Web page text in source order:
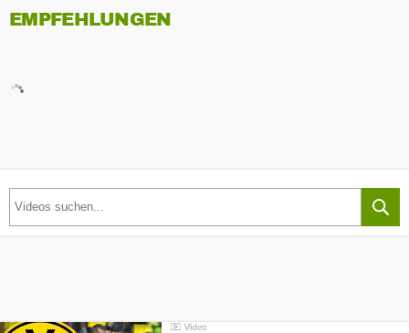
EMPFEHLUNGEN